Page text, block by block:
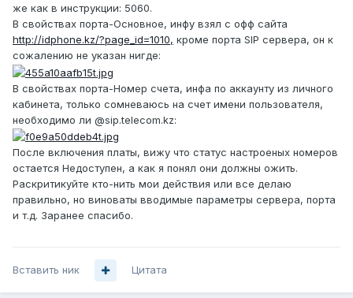
же как в инструкции: 5060.
В свойствах порта-Основное, инфу взял с офф сайта
http://idphone.kz/?page_id=1010, кроме порта SIP сервера, он к
сожалению не указан нигде:
В свойствах порта-Номер счета, инфа по аккаунту из личного
кабинета, только сомневаюсь на счет имени пользователя,
необходимо ли @sip.telecom.kz:
После включения платы, вижу что статус настроеных номеров
остается Недоступен, а как я понял они должны ожить.
Раскритикуйте кто-нить мои действия или все делаю
правильно, но виноваты вводимые параметры сервера, порта
и т.д. Заранее спасибо.
Вставить ник Цитата